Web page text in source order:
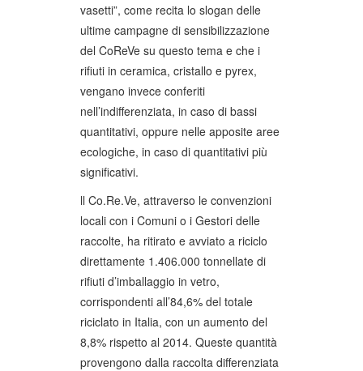
vasetti”, come recita lo slogan delle
ultime campagne di sensibilizzazione
del CoReVe su questo tema e che i
rifiuti in ceramica, cristallo e pyrex,
vengano invece conferiti
nell’indifferenziata, in caso di bassi
quantitativi, oppure nelle apposite aree
ecologiche, in caso di quantitativi più
significativi.
ll Co.Re.Ve, attraverso le convenzioni
locali con i Comuni o i Gestori delle
raccolte, ha ritirato e avviato a riciclo
direttamente 1.406.000 tonnellate di
rifiuti d’imballaggio in vetro,
corrispondenti all’84,6% del totale
riciclato in Italia, con un aumento del
8,8% rispetto al 2014. Queste quantità
provengono dalla raccolta differenziata